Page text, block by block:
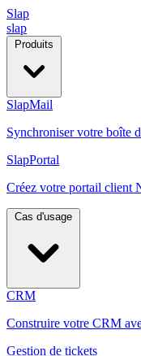
Slap
slap
Produits
SlapMail
Synchroniser votre boîte
SlapPortal
Créez votre portail client
Cas d'usage
CRM
Construire votre CRM
Gestion de tickets